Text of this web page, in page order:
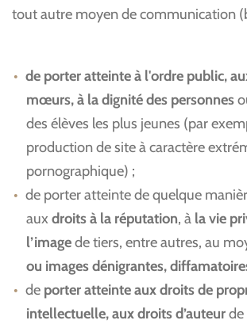
tout autre moyen de communication
de porter atteinte à l'ordre public,
mœurs, à la dignité des personnes
des élèves les plus jeunes (par
production de site à caractère
pornographique) ;
de porter atteinte de quelque
auxdroits à la réputation, à la vie
l’imagede tiers, entre autres, au
ou images dénigrantes,
de porter atteinte aux droits de
intellectuelle, aux droits d’auteur